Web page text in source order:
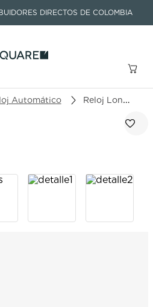
DIRECTOS DE COLOMBIA
Automático Reloj Longines Master Collection L2.357.5.89.7
TÉRMINOS MÁS BUSCADOS